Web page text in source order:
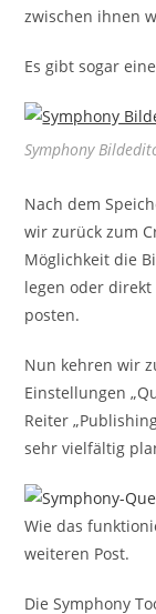
zwischen ihnen
Es gibt sogar
Symphony
Nach dem
wir zurück zum
Möglichkeit die
legen oder
posten.
Nun kehren wir
Einstellungen
Reiter
sehr vielfältig
Wie das
weiteren Post.
Die Symphony